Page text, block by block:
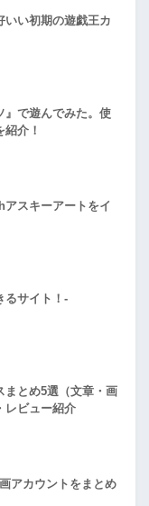
いい初期の遊戯王カ
』で遊んでみた。使
介！
スキーアートをイ
るサイト！-
まとめ5選（文章・画
レビュー紹介
アカウントをまとめ